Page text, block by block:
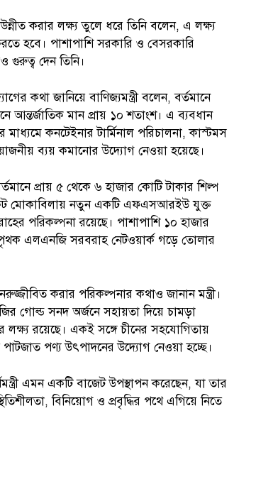
করার লক্ষ্য তুলে ধরে তিনি বলেন, এ লক্ষ্য
হবে। পাশাপাশি সরকারি ও বেসরকারি
গুরুত্ব দেন তিনি।
কথা জানিয়ে বাণিজ্যমন্ত্রী বলেন, বর্তমানে
আন্তর্জাতিক মান প্রায় ১০ শতাংশ। এ ব্যবধান
মাধ্যমে কনটেইনার টার্মিনাল পরিচালনা, কাস্টমস
ব্যয় কমানোর উদ্যোগ নেওয়া হয়েছে।
প্রায় ৫ থেকে ৬ হাজার কোটি টাকার শিল্প
মোকাবিলায় নতুন একটি এফএসআরইউ যুক্ত
পরিকল্পনা রয়েছে। পাশাপাশি ১০ হাজার
এলএনজি সরবরাহ নেটওয়ার্ক গড়ে তোলার
করার পরিকল্পনার কথাও জানান মন্ত্রী।
গোল্ড সনদ অর্জনে সহায়তা দিয়ে চামড়া
লক্ষ্য রয়েছে। একই সঙ্গে চীনের সহযোগিতায়
পণ্য উৎপাদনের উদ্যোগ নেওয়া হচ্ছে।
এমন একটি বাজেট উপস্থাপন করেছেন, যা তার
বিনিয়োগ ও প্রবৃদ্ধির পথে এগিয়ে নিতে